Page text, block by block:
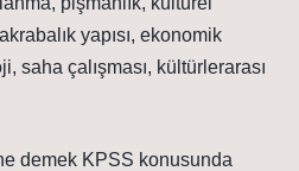
yapısı, ekonomik
saha çalışması, kültürlerarası
demek KPSS konusunda